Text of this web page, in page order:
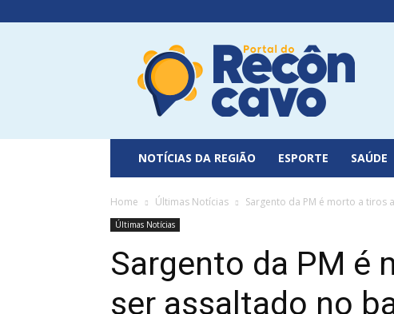
Portal
do
Recôncavo
NOTÍCIAS DA REGIÃO ESPORTE SAÚDE
Home Últimas Notícias Sargento da PM é morto a tiros
Últimas Notícias
Sargento da PM é
ser assaltado no